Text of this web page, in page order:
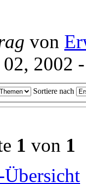
von
2002
Sortiere nach
1 von 1